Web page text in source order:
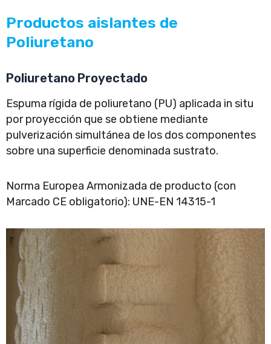
Productos aislantes de
Poliuretano
Poliuretano Proyectado
Espuma rígida de poliuretano (PU) aplicada in situ
por proyección que se obtiene mediante
pulverización simultánea de los dos componentes
sobre una superficie denominada sustrato.
Norma Europea Armonizada de producto (con
Marcado CE obligatorio): UNE-EN 14315-1